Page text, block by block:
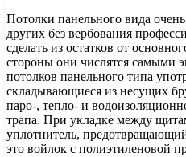
Потолки панельного вида
других без вербования
сделать из остатков от
стороны они числятся самыми
потолков панельного типа
складывающиеся из несущих
паро-, тепло- и
трапа. При укладке между
уплотнитель,
это войлок с полиэтиленовой